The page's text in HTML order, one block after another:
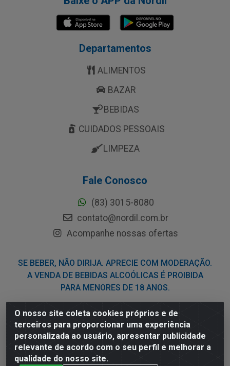
O nosso site coleta cookies próprios e de
terceiros para proporcionar uma experiência
personalizada ao usuário, apresentar publicidade
relevante de acordo com o seu perfil e melhorar a
qualidade do nosso site.
Departamentos
ALIMENTOS
BAZAR
BEBIDAS
CUIDADOS PESSOAIS
LIMPEZA
Fale Conosco
(83) 3015-8080
contato@nordil.com.br
Acompanhe nossas ofertas
SE BEBER, NÃO DIRIJA. APRECIE COM MODERAÇÃO.
A VENDA DE BEBIDAS ALCOÓLICAS É PROIBIDA
PARA MENORES DE 18 ANOS.
Nordil Distribuidora - Avenida Liberdade, 2738, Bloco F -
Sesi - Bayeux/PB - CEP 58.111-400 - CNPJ
03.775.813/0001-41